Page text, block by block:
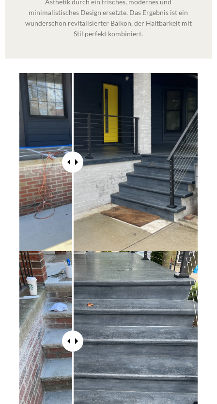
Ästhetik durch ein frisches, modernes und
minimalistisches Design ersetzte. Das Ergebnis ist ein
wunderschön revitalisierter Balkon, der Haltbarkeit mit
Stil perfekt kombiniert.